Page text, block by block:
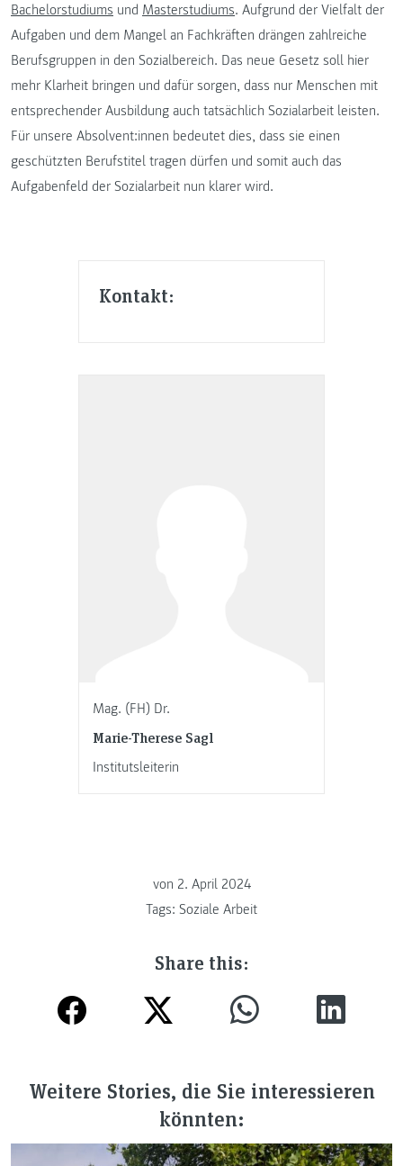
Kontakt:
Mag. (FH) Dr.
Marie-Therese Sagl
Institutsleiterin
Bachelorstudiums und Masterstudiums. Aufgrund der Vielfalt der
Aufgaben und dem Mangel an Fachkräften drängen zahlreiche
Berufsgruppen in den Sozialbereich. Das neue Gesetz soll hier
mehr Klarheit bringen und dafür sorgen, dass nur Menschen mit
entsprechender Ausbildung auch tatsächlich Sozialarbeit leisten.
Für unsere Absolvent:innen bedeutet dies, dass sie einen
geschützten Berufstitel tragen dürfen und somit auch das
Aufgabenfeld der Sozialarbeit nun klarer wird.
von 2. April 2024
Tags: Soziale Arbeit
Share this:
Weitere Stories, die Sie interessieren
könnten: